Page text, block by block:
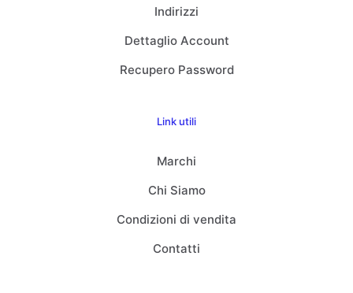
Indirizzi
Dettaglio Account
Recupero Password
Link utili
Marchi
Chi Siamo
Condizioni di vendita
Contatti